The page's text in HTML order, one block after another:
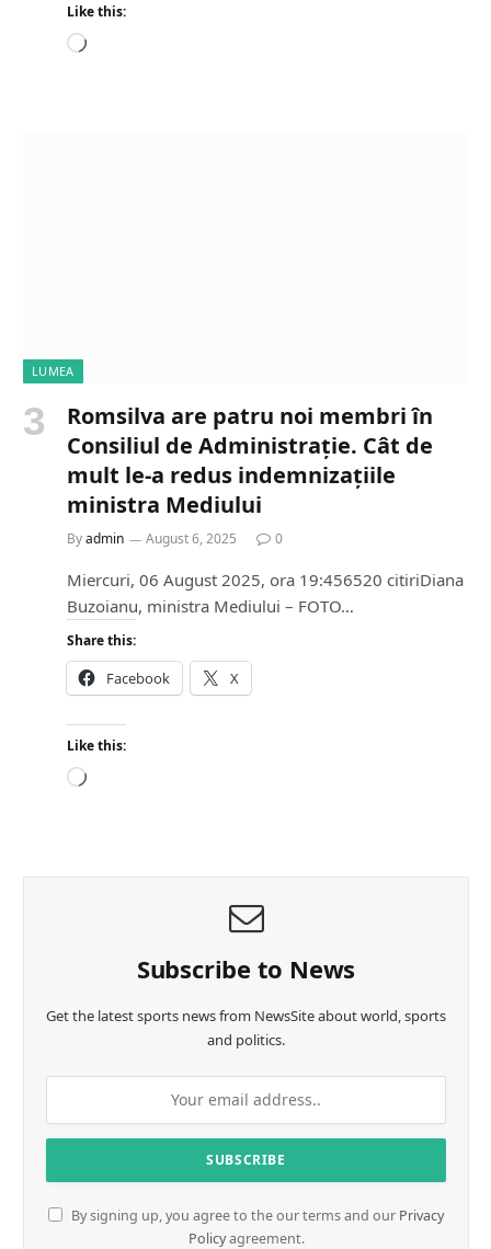
Like this:
L
LUMEA
Romsilva are patru noi membri în
Consiliul de Administrație. Cât de
mult le-a redus indemnizațiile
ministra Mediului
Byadmin August 6, 2025 0
Miercuri, 06 August 2025, ora 19:456520 citiriDiana
Buzoianu, ministra Mediului – FOTO…
Share this:
Facebook X
Like this:
L
Subscribe to News
Get the latest sports news from NewsSite about world, sports
and politics.
By signing up, you agree to the our terms and our Privacy
Policyagreement.